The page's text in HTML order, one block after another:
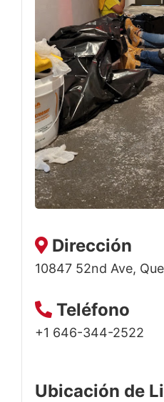
Dirección
10847 52nd Ave,
Teléfono
+1 646-344-2522
Ubicación de